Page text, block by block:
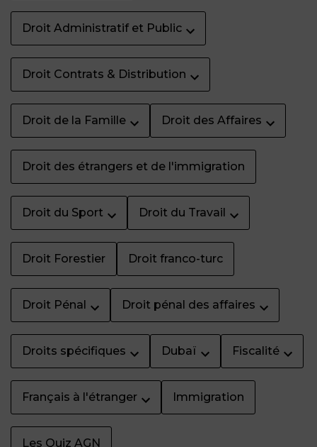
Droit Administratif et Public
Droit Contrats & Distribution
Droit de la Famille Droit des Affaires
Droit des étrangers et de l'immigration
Droit du Sport Droit du Travail
Droit Forestier Droit franco-turc
Droit Pénal Droit pénal des affaires
Droits spécifiques Dubaï Fiscalité
Français à l'étranger Immigration
Les Quiz AGN